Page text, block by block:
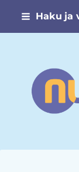
Siirry
Haku ja